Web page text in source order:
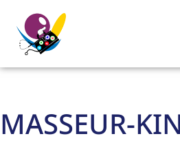
MASSEUR-